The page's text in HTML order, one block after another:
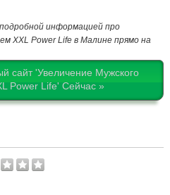
информацией про
XXL Power Life в Малине прямо на
сайт 'Увеличение Мужского
Power Life' Сейчас »